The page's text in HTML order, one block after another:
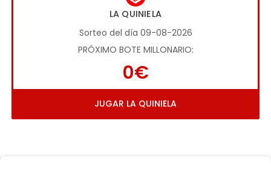
LA QUINIELA
Sorteo del día 09-08-2026
PRÓXIMO BOTE MILLONARIO:
0€
JUGAR LA QUINIELA